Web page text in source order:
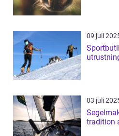
09 juli
03 juli
tradition